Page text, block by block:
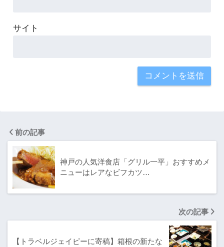
サイト
前の記事
神戸の人気洋食店「グリル一平」おすすめメ
ニューはレアなビフカツ…
次の記事
【トラベルジェイピーに寄稿】箱根の新たな